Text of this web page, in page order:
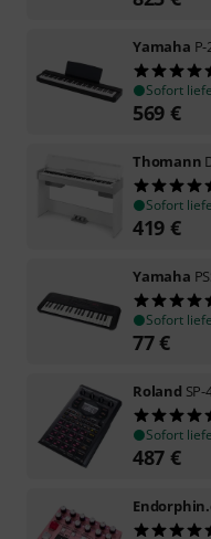
Yamaha
Sofort
569 €
Thomann
Sofort
419 €
Yamaha
Sofort
77€
Roland
Sofort
487 €